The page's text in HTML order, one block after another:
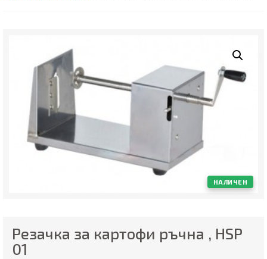
НАЛИЧЕН
Резачка за картофи ръчна , HSP
01